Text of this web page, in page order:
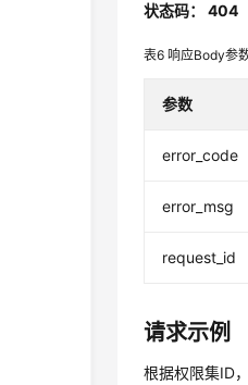
状态码： 404
表6响应Body参
参数
error_code
error_msg
request_id
请求示例
根据权限集ID